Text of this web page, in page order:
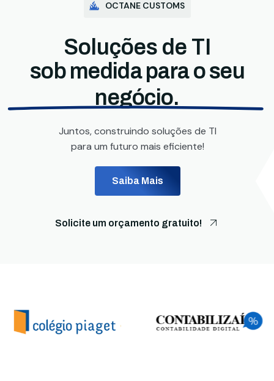
OCTANE CUSTOMS
Soluções de TI
sob medida para o seu
negócio.
Juntos, construindo soluções de TI
para um futuro mais eficiente!
Saiba Mais
Solicite um orçamento gratuito!